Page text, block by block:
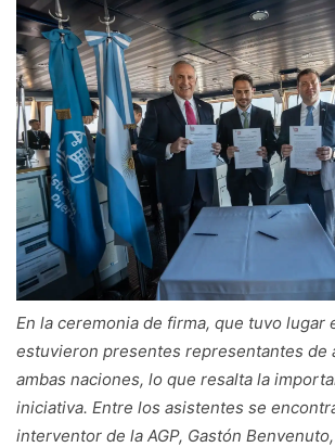
En la ceremonia de firma, que tuvo lugar
estuvieron presentes representantes de
ambas naciones, lo que resalta la
iniciativa. Entre los asistentes se
interventor de la AGP, Gastón